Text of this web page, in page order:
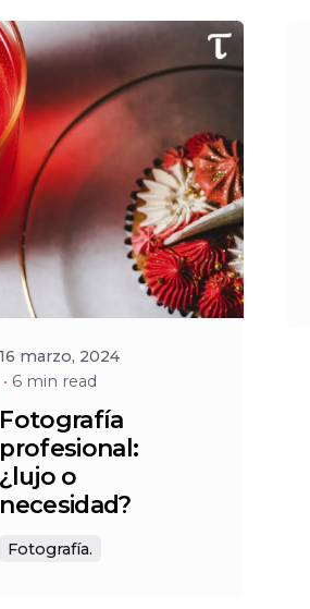
Posted
by
Social
16 marzo, 2024
6 min read
Fotografía
profesional:
¿lujo o
necesidad?
Fotografía.